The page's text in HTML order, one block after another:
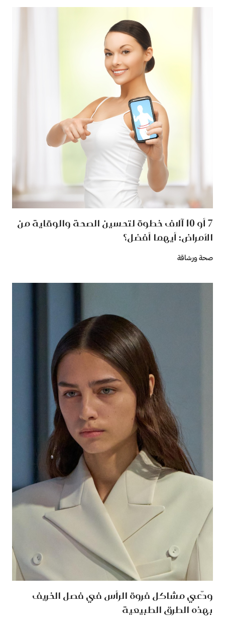
7 أو 10 آلاف خطوة لتحسين الصحة والوقاية من
الأمراض: أيهما أفضل؟
صحة ورشاقة
ودّعي مشاكل فروة الرأس في فصل الخريف
بهذه الطرق الطبيعية